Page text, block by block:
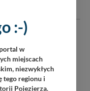
za
dyskusji. Wpisy
naruszające
:-)
w
miejscach
niezwykłych
tego regionu i
Pojezierza.